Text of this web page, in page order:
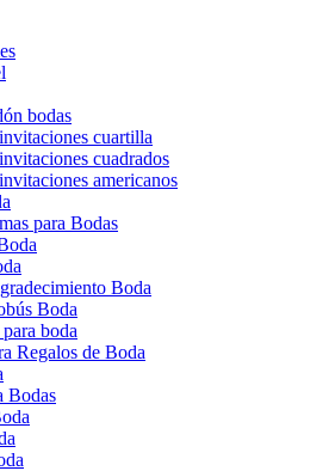
bodas
cuartilla
cuadrados
americanos
para Bodas
Boda
Boda
boda
Regalos de Boda
Bodas